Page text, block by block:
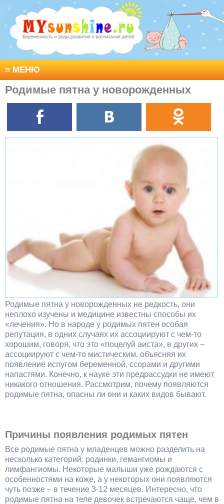
≡МЕНЮ
Родимые пятна у новорожденных
Родимые пятна у новорожденных не редкость, они
неплохо изучены и медицине известны способы их
«лечения». Но в народе у родимых пятен особая
репутация, в одних случаях их ассоциируют с чем-то
хорошим, говоря, что это «поцелуй аиста», в других –
ассоциируют с чем-то мистическим, объясняя их
появление испугом беременной, ссорами и другими
напастями. Конечно, к науке эти предрассудки не имеют
никакого отношения. Рассмотрим, почему появляются
родимые пятна, опасны ли они и каких видов бывают.
Причины появления родимых пятен
Все родимые пятна у младенцев можно разделить на
несколько категорий: родинки, гемангиомы и
лимфангиомы. Некоторые малыши уже рождаются с
особенностями на коже, а у некоторых они появляются
чуть позже – в течение 3-12 месяцев. Интересно, что
родимые пятна на теле девочек встречаются чаще, чем в